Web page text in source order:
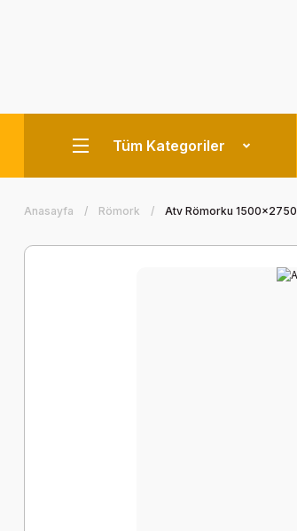
Tüm Kategoriler
Anasayfa Römork Atv Römorku 1500x2750